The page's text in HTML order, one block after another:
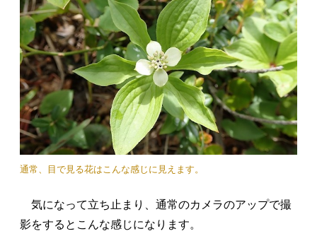
通常、目で見る花はこんな感じに見えます。
気になって立ち止まり、通常のカメラのアップで撮
影をするとこんな感じになります。